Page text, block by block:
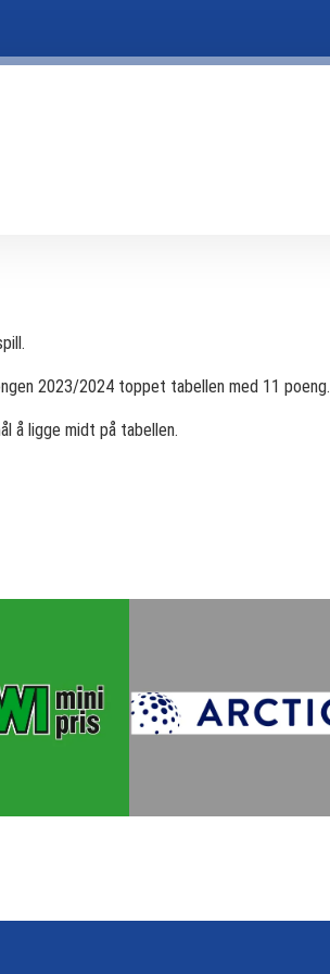
2023/2024 toppet tabellen med 11 poeng.
å ligge midt på tabellen.